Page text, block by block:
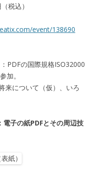
税込）
event/138690
PDFの国際規格ISO32000
加。
来について（仮）、いろ
電子の紙PDFとその周辺技